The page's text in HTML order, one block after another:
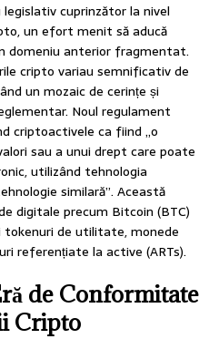
cuprinzător la nivel
un efort menit să aducă
anterior fragmentat.
cripto variau semnificativ de
un mozaic de cerințe și
Noul regulament
criptoactivele ca fiind „o
sau a unui drept care poate
utilizând tehnologia
similară”. Această
digitale precum Bitcoin (BTC)
tokenuri de utilitate, monede
referențiate la active (ARTs).
de Conformitate
Cripto